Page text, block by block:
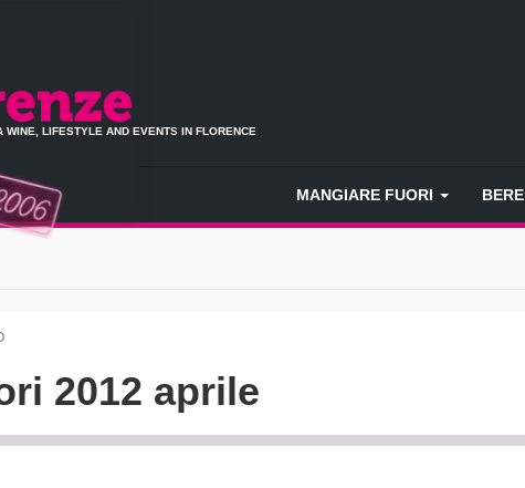
WINE, LIFESTYLE AND EVENTS IN FLORENCE
MANGIARE FUORI BERE
2012 aprile